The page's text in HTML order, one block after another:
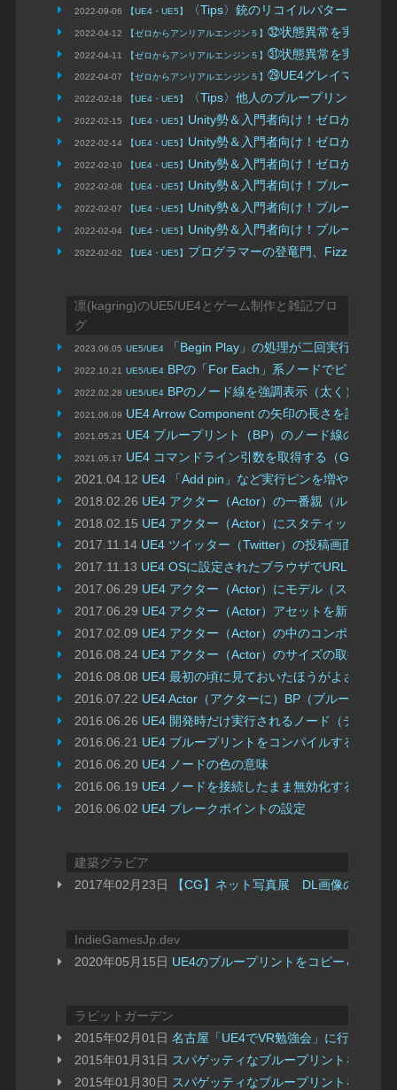
2022-09-06 【UE4・UE5】 〈Tips〉銃のリコイルパターン（反
2022-04-12 【ゼロからアンリアルエンジン５】㉜状態異常を実装しよ
2022-04-11 【ゼロからアンリアルエンジン５】㉛状態異常を実装しよ
2022-04-07 【ゼロからアンリアルエンジン５】㉙UE4グレイマンを
2022-02-18 【UE4・UE5】 〈Tips〉他人のブループリントと仲
2022-02-15 【UE4・UE5】 Unity勢＆入門者向け！ゼロからキ
2022-02-14 【UE4・UE5】 Unity勢＆入門者向け！ゼロからキ
2022-02-10 【UE4・UE5】 Unity勢＆入門者向け！ゼロからキ
2022-02-08 【UE4・UE5】 Unity勢＆入門者向け！ブループリ
2022-02-07 【UE4・UE5】 Unity勢＆入門者向け！ブループリ
2022-02-04 【UE4・UE5】 Unity勢＆入門者向け！ブループリ
2022-02-02 【UE4・UE5】 プログラマーの登竜門、FizzBuzz問
凛(kagring)のUE5/UE4とゲーム制作と雑記ブロ
グ
2023.06.05 UE5/UE4 「Begin Play」の処理が二回実行され
2022.10.21 UE5/UE4 BPの「For Each」系ノードでピン接続
2022.02.28 UE5/UE4 BPのノード線を強調表示（太く）した
2021.06.09 UE4 Arrow Component の矢印の長さを設定す
2021.05.21 UE4 ブループリント（BP）のノード線の中間
2021.05.17 UE4 コマンドライン引数を取得する（Get
2021.04.12 UE4 「Add pin」など実行ピンを増やせるノ
2018.02.26 UE4 アクター（Actor）の一番親（ルート）
2018.02.15 UE4 アクター（Actor）にスタティックメッ
2017.11.14 UE4 ツイッター（Twitter）の投稿画面を内
2017.11.13 UE4 OSに設定されたブラウザでURLを開く
2017.06.29 UE4 アクター（Actor）にモデル（スケルタ
2017.06.29 UE4 アクター（Actor）アセットを新しく作
2017.02.09 UE4 アクター（Actor）の中のコンポーネン
2016.08.24 UE4 アクター（Actor）のサイズの取得（
2016.08.08 UE4 最初の頃に見ておいたほうがよさそうな
2016.07.22 UE4 Actor（アクターに）BP（ブループリン
2016.06.26 UE4 開発時だけ実行されるノード（デベロ
2016.06.21 UE4 ブループリントをコンパイルする
2016.06.20 UE4 ノードの色の意味
2016.06.19 UE4 ノードを接続したまま無効化する
2016.06.02 UE4 ブレークポイントの設定
建築グラビア
2017年02月23日
【CG】ネット写真展 DL画像の縦横
IndieGamesJp.dev
2020年05月15日 UE4のブループリントをコピー＆ペー
ラビットガーデン
2015年02月01日名古屋「UE4でVR勉強会」に行ってき
2015年01月31日 スパゲッティなブループリントを解き
2015年01月30日 スパゲッティなブループリントを解き